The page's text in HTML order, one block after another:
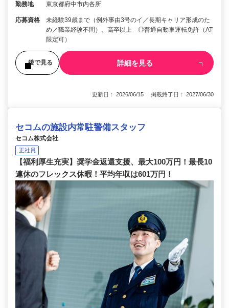
勤務地 東京都府中市内各所
応募資格
未経験39歳まで（例外事由3号のイ／長期キャリア形成のた
め／職業経験不問）、高卒以上 ◎普通自動車運転免許（AT
限定可）
後で見る 詳細を見る
更新日： 2026/06/15 掲載終了日： 2027/06/30
セコムの施設内常駐警備スタッフ
セコム株式会社
正社員
【福利厚生充実】奨学金返還支援、最大100万円！最長10
連休のフレックス休暇！平均年収は601万円！